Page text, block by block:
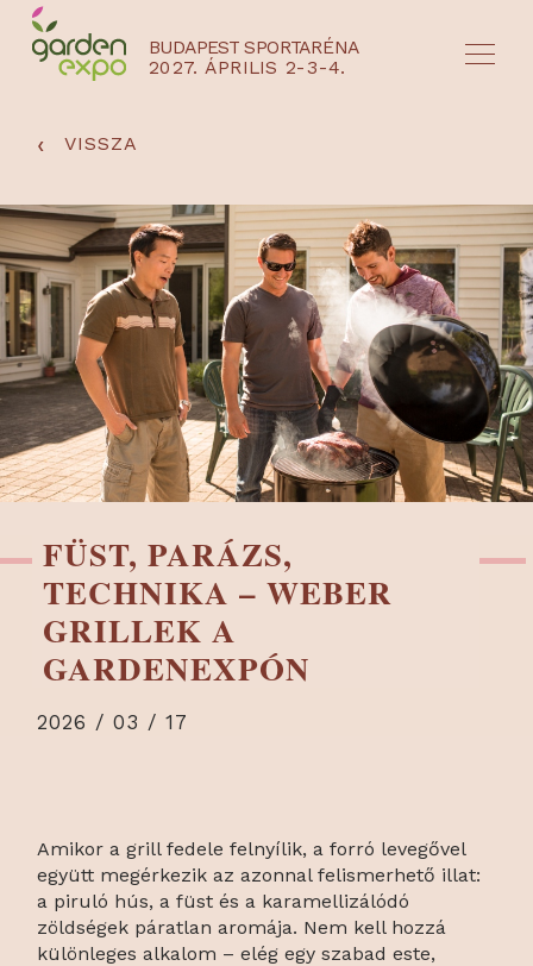
BUDAPEST SPORTARÉNA
2027. ÁPRILIS 2-3-4.
‹ VISSZA
FÜST, PARÁZS,
TECHNIKA – WEBER
GRILLEK A
GARDENEXPÓN
2026 / 03 / 17
Amikor a grill fedele felnyílik, a forró levegővel
együtt megérkezik az azonnal felismerhető illat:
a piruló hús, a füst és a karamellizálódó
zöldségek páratlan aromája. Nem kell hozzá
különleges alkalom – elég egy szabad este,